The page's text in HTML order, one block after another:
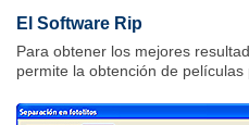
El Software Rip
Para obtener los mejores
permite la obtención de